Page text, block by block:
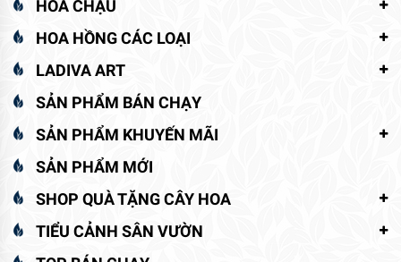
HOA CHẬU
HOA HỒNG CÁC LOẠI
LADIVA ART
SẢN PHẨM BÁN CHẠY
SẢN PHẨM KHUYẾN MÃI
SẢN PHẨM MỚI
SHOP QUÀ TẶNG CÂY HOA
TIỂU CẢNH SÂN VƯỜN